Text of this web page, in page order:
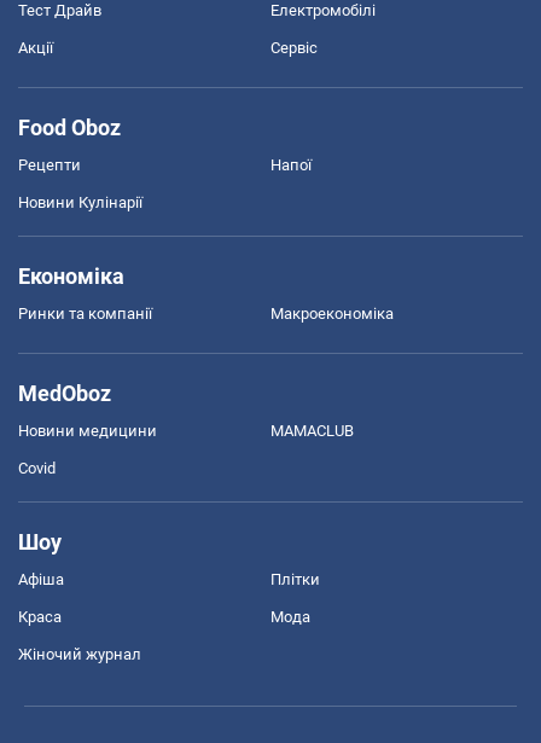
Тест Драйв Електромобілі
Акції Сервіс
Food Oboz
Рецепти Напої
Новини Кулінарії
Економіка
Ринки та компанії Макроекономіка
MedOboz
Новини медицини MAMACLUB
Covid
Шоу
Афіша Плітки
Краса Мода
Жіночий журнал